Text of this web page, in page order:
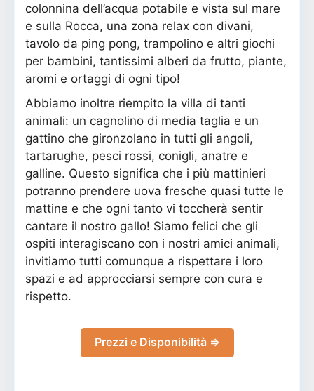
colonnina dell’acqua potabile e vista sul mare
e sulla Rocca, una zona relax con divani,
tavolo da ping pong, trampolino e altri giochi
per bambini, tantissimi alberi da frutto, piante,
aromi e ortaggi di ogni tipo!
Abbiamo inoltre riempito la villa di tanti
animali: un cagnolino di media taglia e un
gattino che gironzolano in tutti gli angoli,
tartarughe, pesci rossi, conigli, anatre e
galline. Questo significa che i più mattinieri
potranno prendere uova fresche quasi tutte le
mattine e che ogni tanto vi toccherà sentir
cantare il nostro gallo! Siamo felici che gli
ospiti interagiscano con i nostri amici animali,
invitiamo tutti comunque a rispettare i loro
spazi e ad approcciarsi sempre con cura e
rispetto.
Prezzi e Disponibilità ⇒